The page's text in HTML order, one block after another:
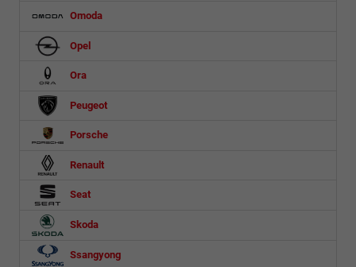
Omoda
Opel
Ora
Peugeot
Porsche
Renault
Seat
Skoda
Ssangyong